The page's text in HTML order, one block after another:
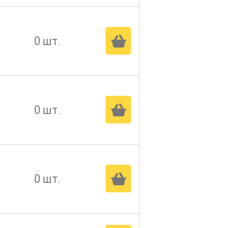
0 шт. Ä
0 шт. Ä
0 шт. Ä